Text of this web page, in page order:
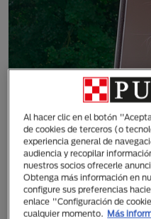
28 Octubre, 2022
¿Por qué no es
gatos?
Al hacer clic en el botón
de cookies de terceros (o
experiencia general de
audiencia y recopilar
nuestros socios ofrecerle
Obtenga más información en
configure sus preferencias
enlace "Configuración de
cualquier momento.
Más